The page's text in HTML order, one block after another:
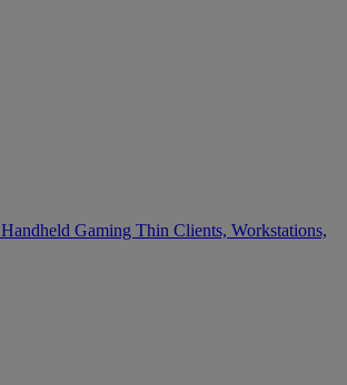
Handheld Gaming Thin Clients, Workstations,